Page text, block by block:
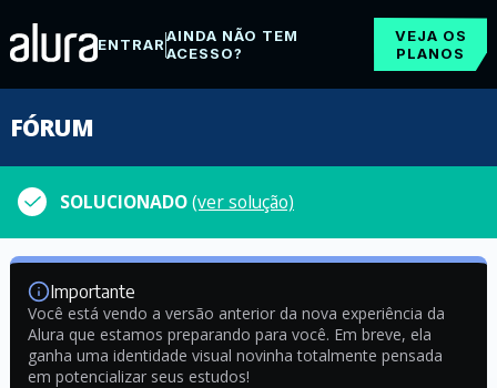
ENTRARAINDA NÃO TEM
ACESSO?
VEJA OS
PLANOS
FÓRUM
SOLUCIONADO(ver solução)
Importante
Você está vendo a versão anterior da nova experiência da
Alura que estamos preparando para você. Em breve, ela
ganha uma identidade visual novinha totalmente pensada
em potencializar seus estudos!